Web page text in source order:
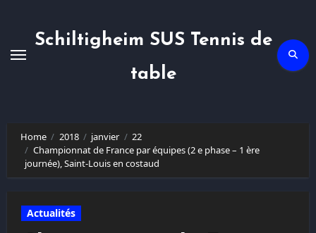
Schiltigheim SUS Tennis de
table
Home 2018 janvier
22
Championnat de France par équipes (2 e phase – 1 ère
journée), Saint-Louis en costaud
Actualités